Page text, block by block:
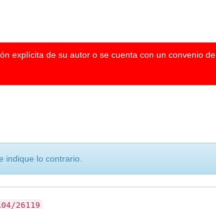
explícita de su autor o se cuenta con un convenio de
indique lo contrario.
26119